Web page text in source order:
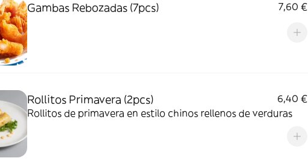
Gambas Rebozadas (7pcs) 7,60 €
Rollitos Primavera (2pcs)
6,40 €
Rollitos de primavera en estilo chinos rellenos de verduras